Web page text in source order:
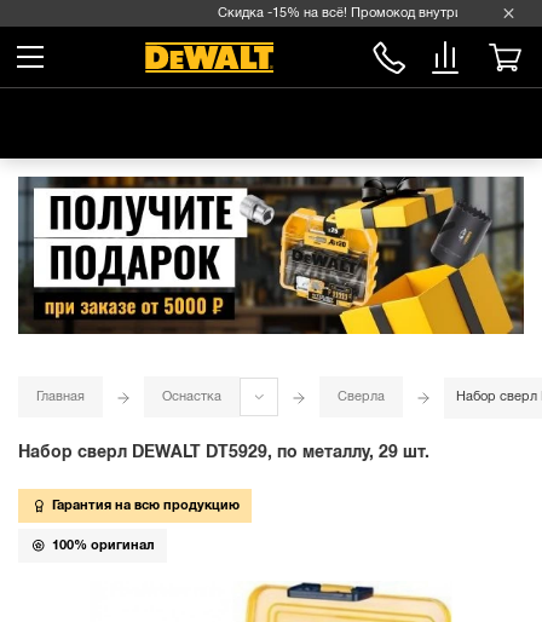
Скидка -15% на всё! Промокод внутри →
Главная Оснастка Сверла Набор сверл
Набор сверл DEWALT DT5929, по металлу, 29 шт.
Гарантия на всю продукцию
100% оригинал